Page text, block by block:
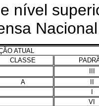
Nacional
ATUAL
CLASSE
A
VI